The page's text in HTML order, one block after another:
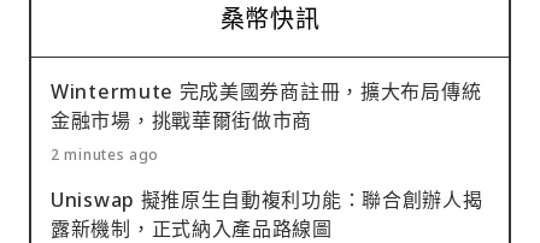
桑幣快訊
Wintermute 完成美國券商註冊，擴大布局傳統
金融市場，挑戰華爾街做市商
2 minutes ago
Uniswap 擬推原生自動複利功能：聯合創辦人揭
露新機制，正式納入產品路線圖